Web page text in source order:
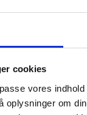
cookies
vores
oplysninger om